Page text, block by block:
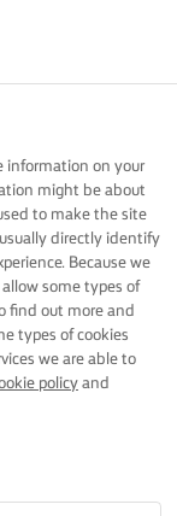
information on your
might be about
to make the site
directly identify
Because we
some types of
find out more and
types of cookies
we are able to
policy and